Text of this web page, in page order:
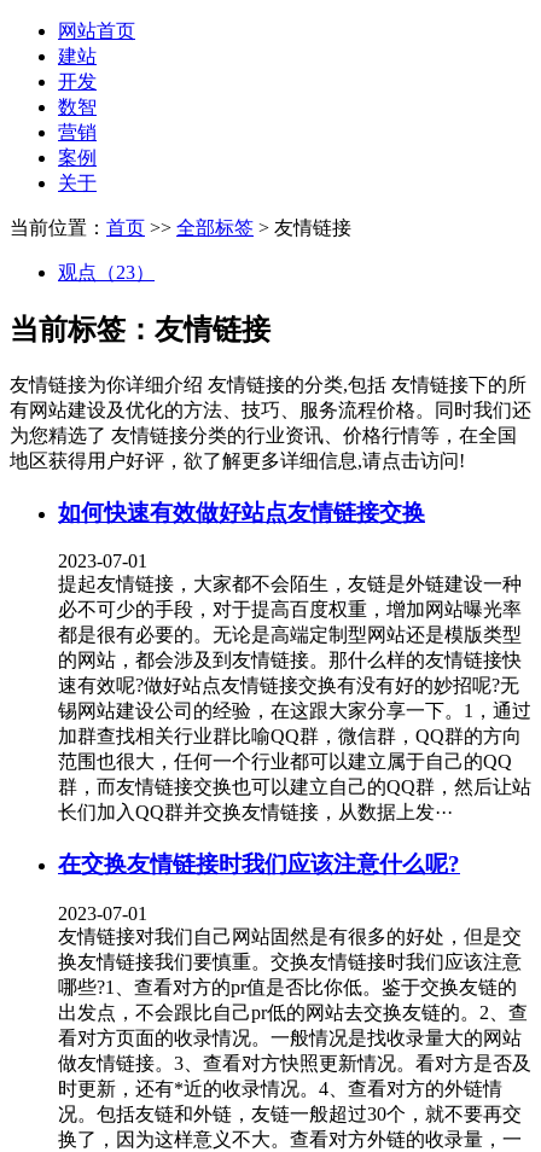
网站首页
建站
开发
数智
营销
案例
关于
当前位置： 首页 >> 全部标签 > 友情链接
观点（23）
当前标签： 友情链接
友情链接为你详细介绍 友情链接的分类,包括 友情链接下的所
有网站建设及优化的方法、技巧、服务流程价格。同时我们还
为您精选了 友情链接分类的行业资讯、价格行情等，在全国
地区获得用户好评，欲了解更多详细信息,请点击访问!
如何快速有效做好站点友情链接交换
2023-07-01
提起友情链接，大家都不会陌生，友链是外链建设一种
必不可少的手段，对于提高百度权重，增加网站曝光率
都是很有必要的。无论是高端定制型网站还是模版类型
的网站，都会涉及到友情链接。那什么样的友情链接快
速有效呢?做好站点友情链接交换有没有好的妙招呢?无
锡网站建设公司的经验，在这跟大家分享一下。1，通过
加群查找相关行业群比喻QQ群，微信群，QQ群的方向
范围也很大，任何一个行业都可以建立属于自己的QQ
群，而友情链接交换也可以建立自己的QQ群，然后让站
长们加入QQ群并交换友情链接，从数据上发···
在交换友情链接时我们应该注意什么呢?
2023-07-01
友情链接对我们自己网站固然是有很多的好处，但是交
换友情链接我们要慎重。交换友情链接时我们应该注意
哪些?1、查看对方的pr值是否比你低。鉴于交换友链的
出发点，不会跟比自己pr低的网站去交换友链的。2、查
看对方页面的收录情况。一般情况是找收录量大的网站
做友情链接。3、查看对方快照更新情况。看对方是否及
时更新，还有*近的收录情况。4、查看对方的外链情
况。包括友链和外链，友链一般超过30个，就不要再交
换了，因为这样意义不大。查看对方外链的收录量，一